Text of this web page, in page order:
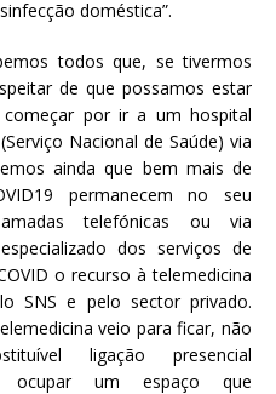
doméstica”.
todos que, se tivermos
de que possamos estar
começar por ir a um hospital
Nacional de Saúde) via
ainda que bem mais de
permanecem no seu
telefónicas ou via
dos serviços de
o recurso à telemedicina
SNS e pelo sector privado.
veio para ficar, não
ligação presencial
ocupar um espaço que